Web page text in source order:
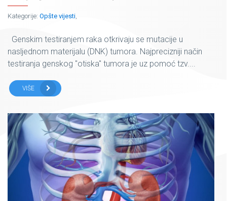
Kategorije: Opšte vijesti,
Genskim testiranjem raka otkrivaju se mutacije u
nasljednom materijalu (DNK) tumora. Najprecizniji način
testiranja genskog "otiska" tumora je uz pomoć tzv....
VIŠE